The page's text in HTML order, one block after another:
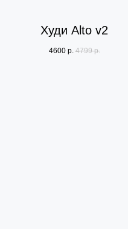
Худи Alto v2
4600 р. 4799 р.